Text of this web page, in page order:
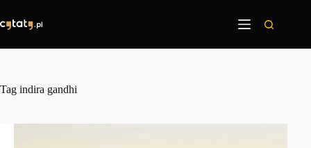
treści
Tag indira gandhi